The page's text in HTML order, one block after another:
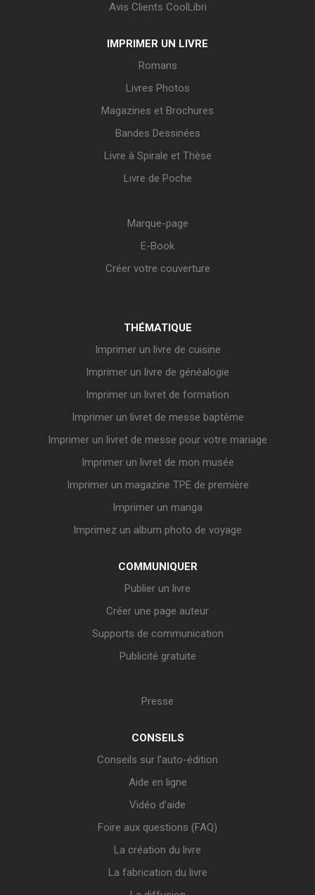
Avis Clients CoolLibri
IMPRIMER UN LIVRE
Romans
Livres Photos
Magazines et Brochures
Bandes Dessinées
Livre à Spirale et Thèse
Livre de Poche
Marque-page
E-Book
Créer votre couverture
THÉMATIQUE
Imprimer un livre de cuisine
Imprimer un livre de généalogie
Imprimer un livret de formation
Imprimer un livret de messe baptême
Imprimer un livret de messe pour votre mariage
Imprimer un livret de mon musée
Imprimer un magazine TPE de première
Imprimer un manga
Imprimez un album photo de voyage
COMMUNIQUER
Publier un livre
Créer une page auteur
Supports de communication
Publicité gratuite
Presse
CONSEILS
Conseils sur l’auto-édition
Aide en ligne
Vidéo d’aide
Foire aux questions (FAQ)
La création du livre
La fabrication du livre